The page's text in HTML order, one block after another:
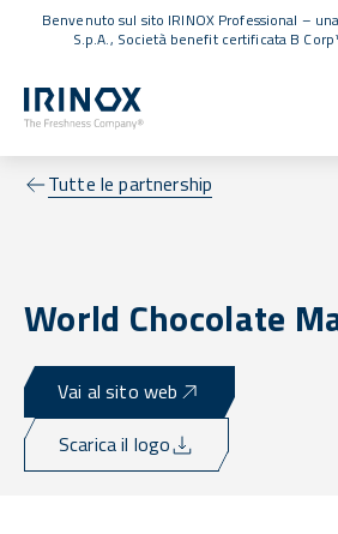
Benvenuto sul sito IRINOX Professional –
S.p.A., Società benefit certificata B
Tutte le partnership
World Chocolate
Vai al sito web
Scarica il logo